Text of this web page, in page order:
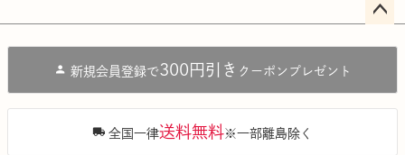
へ
新規会員登録で300円引き クーポンプレゼント
全国一律送料無料※一部離島除く